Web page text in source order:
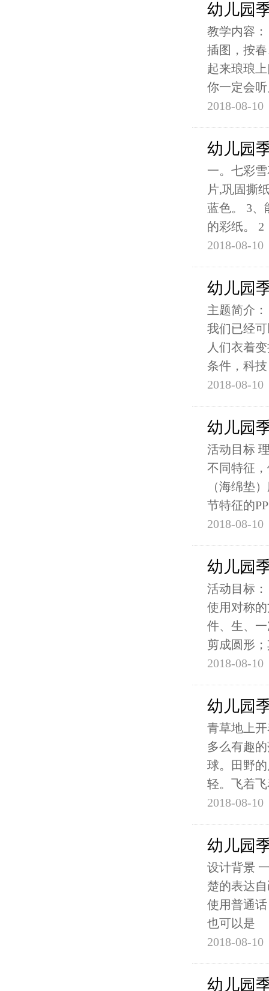
幼儿园
教学内容
插图，按
起来琅琅
你一定会
2018-08-10
幼儿园
一。七彩
片,巩固撕
蓝色。 3、
的彩纸。 2
2018-08-10
幼儿园
主题简介
我们已经
人们衣着
条件，科技
2018-08-10
幼儿园
活动目标
不同特征
（海绵垫
节特征的PP
2018-08-10
幼儿园
活动目标
使用对称
件、生、
剪成圆形
2018-08-10
幼儿园
青草地上
多么有趣
球。田野
轻。飞着
2018-08-10
幼儿园
设计背景
楚的表达
使用普通
也可以是
2018-08-10
幼儿园